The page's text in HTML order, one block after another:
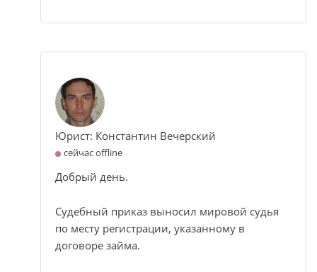
Юрист: Константин Вечерский
сейчас offline
Добрый день.
Судебный приказ выносил мировой судья
по месту регистрации, указанному в
договоре займа.